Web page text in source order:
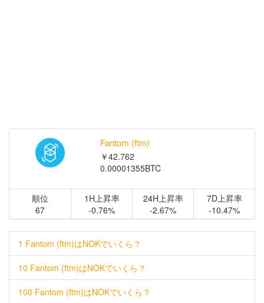
Fantom (ftm)
￥42.762
0.00001355BTC
順位
67
1H上昇率
-0.76%
24H上昇率
-2.67%
7D上昇率
-10.47%
1 Fantom (ftm)はNOKでいくら？
10 Fantom (ftm)はNOKでいくら？
100 Fantom (ftm)はNOKでいくら？